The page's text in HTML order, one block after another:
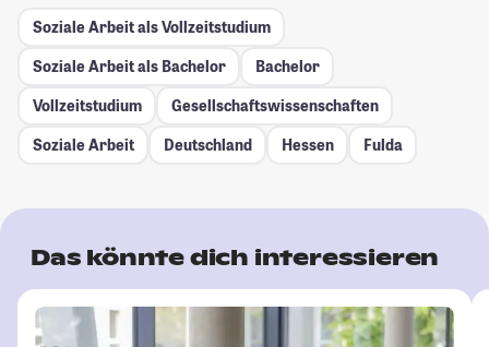
Soziale Arbeit als Vollzeitstudium
Soziale Arbeit als Bachelor
Bachelor
Vollzeitstudium
Gesellschafts­wissenschaften
Soziale Arbeit
Deutschland Hessen Fulda
Das könnte dich interessieren